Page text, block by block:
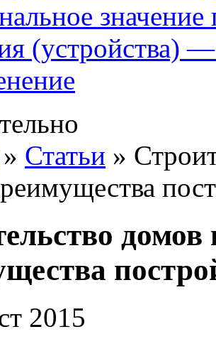
значение
(устройства)
» Статьи »
домов
2015